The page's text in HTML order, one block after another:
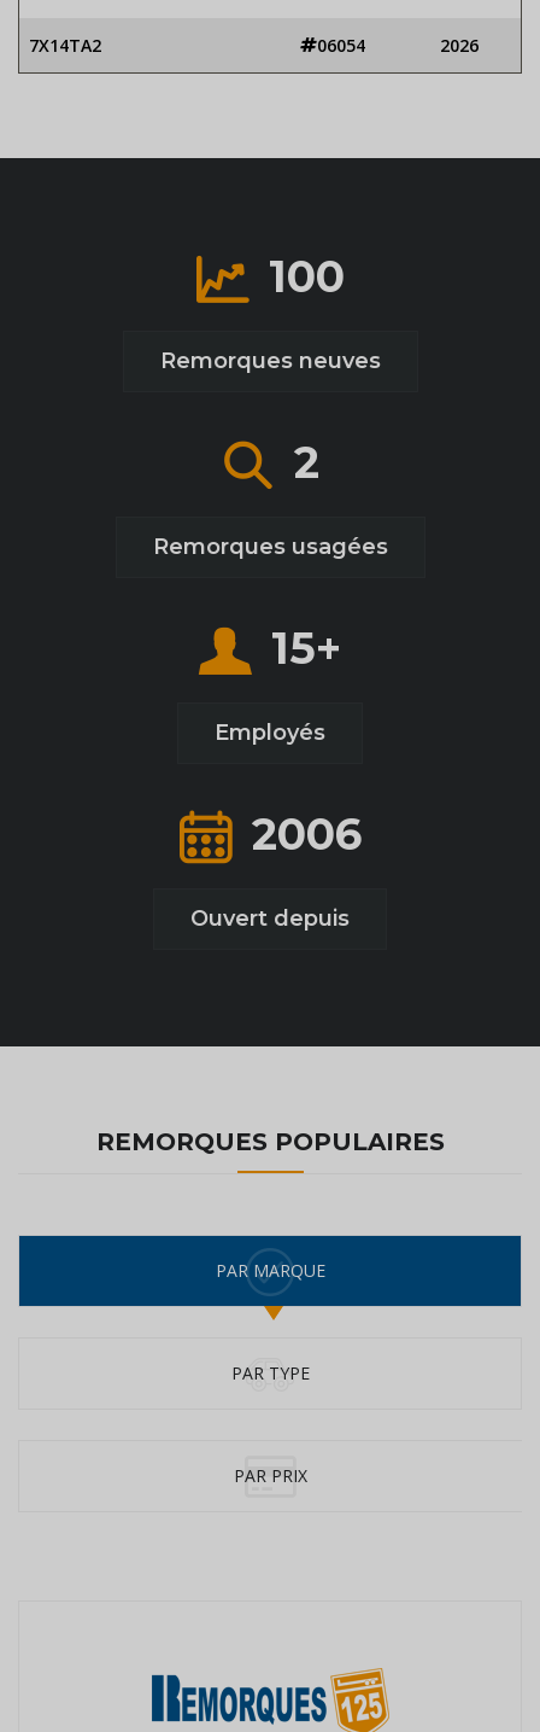
7X14TA2 06054 2026
100
Remorques neuves
2
Remorques usagées
15+
Employés
2006
Ouvert depuis
REMORQUES POPULAIRES
PAR MARQUE
PAR TYPE
PAR PRIX